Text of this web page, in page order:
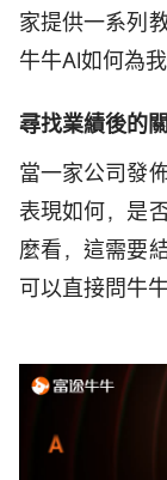
家提供一系列
牛牛AI如何為
尋找業績後的
當一家公司發
表現如何，是
麼看，這需要
可以直接問牛